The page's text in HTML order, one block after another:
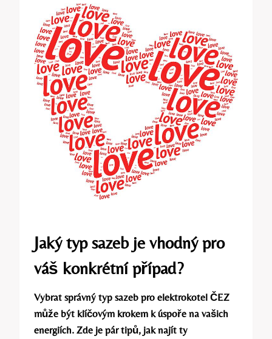
Jaký typ sazeb je vhodný ​pro
váš konkrétní případ?
Vybrat správný typ⁣ sazeb⁣ pro elektrokotel ČEZ
může být klíčovým krokem k úspoře na vašich
energiích. Zde je pár ‌tipů, ⁣jak najít ty